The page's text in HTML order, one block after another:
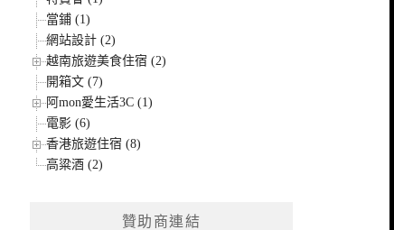
當鋪 (1)
網站設計 (2)
越南旅遊美食住宿 (2)
開箱文 (7)
阿mon愛生活3C (1)
電影 (6)
香港旅遊住宿 (8)
高粱酒 (2)
贊助商連結